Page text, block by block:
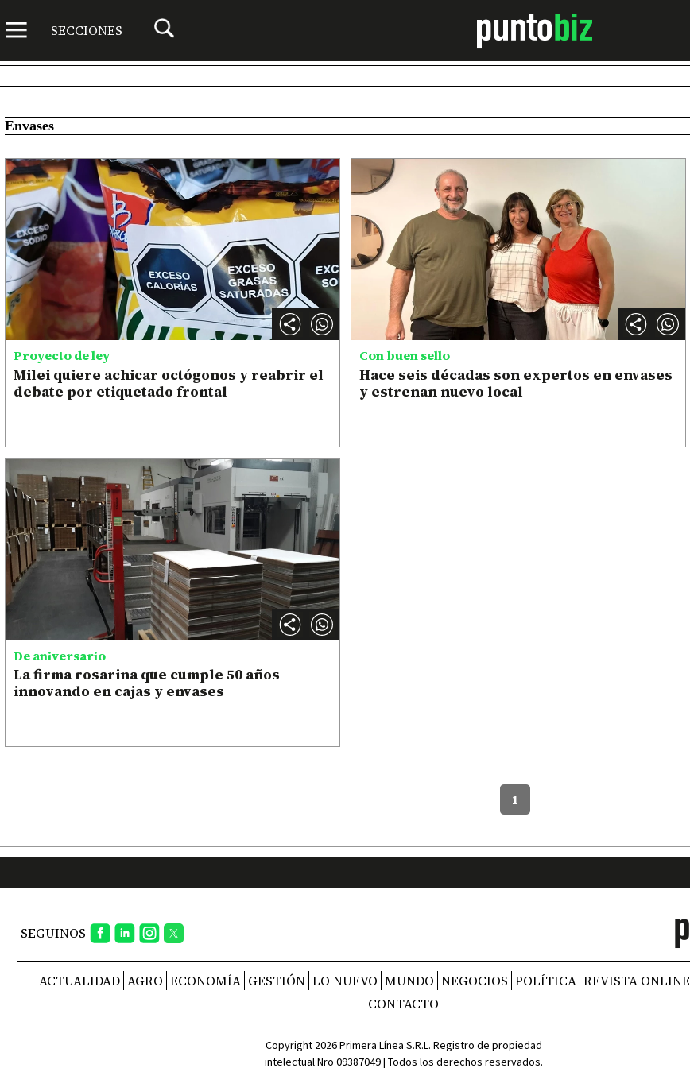
SECCIONES
Envases
Proyecto de ley
Milei quiere achicar octógonos y reabrir el
debate por etiquetado frontal
Con buen sello
Hace seis décadas son expertos en envases
y estrenan nuevo local
De aniversario
La firma rosarina que cumple 50 años
innovando en cajas y envases
1
SEGUINOS
ACTUALIDAD AGRO ECONOMÍA GESTIÓN LO NUEVO MUNDO NEGOCIOS POLÍTICA REVISTA ONLINE
CONTACTO
Copyright 2026 Primera Línea S.R.L. Registro de propiedad
intelectual Nro 09387049 | Todos los derechos reservados.